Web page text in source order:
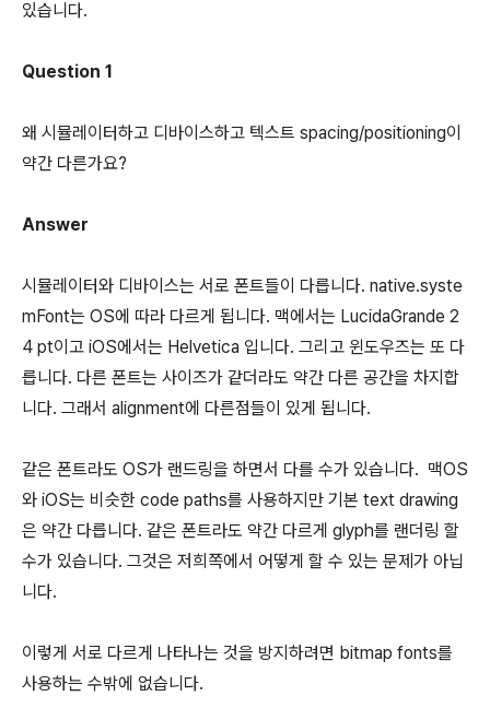
있습니다.
Question 1
왜 시뮬레이터하고 디바이스하고 텍스트 spacing/positioning이
약간 다른가요?
Answer
시뮬레이터와 디바이스는 서로 폰트들이 다릅니다. native.syste
mFont는 OS에 따라 다르게 됩니다. 맥에서는 LucidaGrande 2
4 pt이고 iOS에서는 Helvetica 입니다. 그리고 윈도우즈는 또 다
릅니다. 다른 폰트는 사이즈가 같더라도 약간 다른 공간을 차지합
니다. 그래서 alignment에 다른점들이 있게 됩니다.
같은 폰트라도 OS가 랜드링을 하면서 다를 수가 있습니다. 맥OS
와 iOS는 비슷한 code paths를 사용하지만 기본 text drawing
은 약간 다릅니다. 같은 폰트라도 약간 다르게 glyph를 랜더링 할
수가 있습니다. 그것은 저희쪽에서 어떻게 할 수 있는 문제가 아닙
니다.
이렇게 서로 다르게 나타나는 것을 방지하려면 bitmap fonts를
사용하는 수밖에 없습니다.